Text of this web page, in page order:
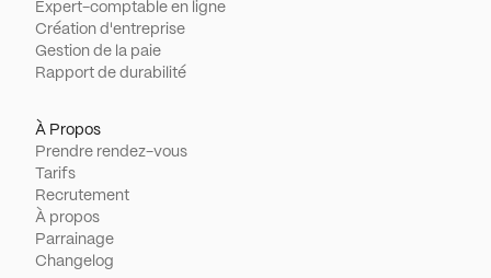
Expert-comptable en ligne
Création d'entreprise
Gestion de la paie
Rapport de durabilité
À Propos
Prendre rendez-vous
Tarifs
Recrutement
À propos
Parrainage
Changelog